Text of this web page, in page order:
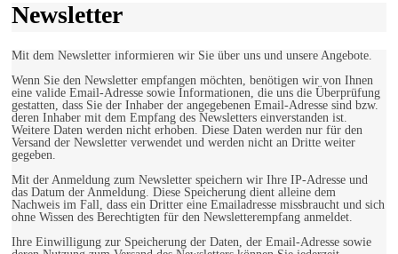
Newsletter
Mit dem Newsletter informieren wir Sie über uns und unsere Angebote.
Wenn Sie den Newsletter empfangen möchten, benötigen wir von Ihnen
eine valide Email-Adresse sowie Informationen, die uns die Überprüfung
gestatten, dass Sie der Inhaber der angegebenen Email-Adresse sind bzw.
deren Inhaber mit dem Empfang des Newsletters einverstanden ist.
Weitere Daten werden nicht erhoben. Diese Daten werden nur für den
Versand der Newsletter verwendet und werden nicht an Dritte weiter
gegeben.
Mit der Anmeldung zum Newsletter speichern wir Ihre IP-Adresse und
das Datum der Anmeldung. Diese Speicherung dient alleine dem
Nachweis im Fall, dass ein Dritter eine Emailadresse missbraucht und sich
ohne Wissen des Berechtigten für den Newsletterempfang anmeldet.
Ihre Einwilligung zur Speicherung der Daten, der Email-Adresse sowie